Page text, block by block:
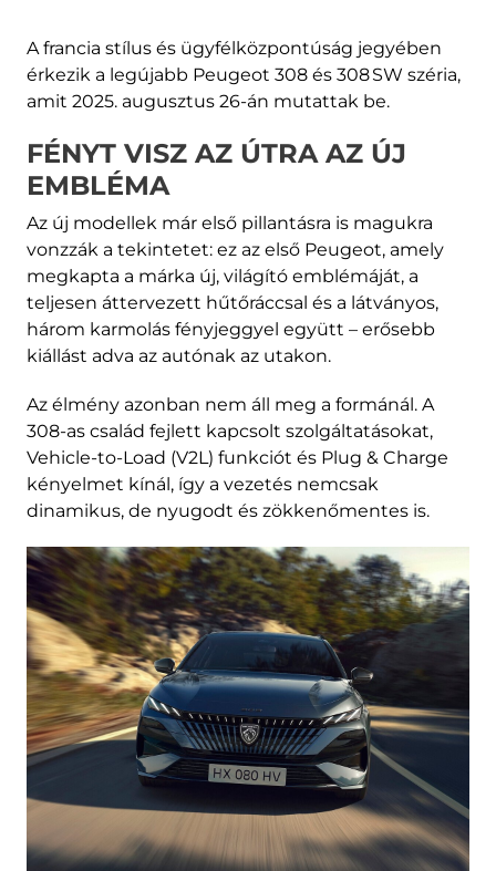
A francia stílus és ügyfélközpontúság jegyében
érkezik a legújabb Peugeot 308 és 308 SW széria,
amit 2025. augusztus 26-án mutattak be.
FÉNYT VISZ AZ ÚTRA AZ ÚJ
EMBLÉMA
Az új modellek már első pillantásra is magukra
vonzzák a tekintetet: ez az első Peugeot, amely
megkapta a márka új, világító emblémáját, a
teljesen áttervezett hűtőráccsal és a látványos,
három karmolás fényjeggyel együtt – erősebb
kiállást adva az autónak az utakon.
Az élmény azonban nem áll meg a formánál. A
308-as család fejlett kapcsolt szolgáltatásokat,
Vehicle-to-Load (V2L) funkciót és Plug & Charge
kényelmet kínál, így a vezetés nemcsak
dinamikus, de nyugodt és zökkenőmentes is.